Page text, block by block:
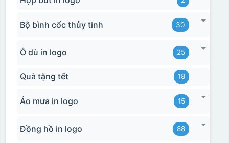
Bộ bình cốc thủy tinh 30
Ô dù in logo 25
Quà tặng tết 18
Áo mưa in logo 15
Đồng hồ in logo 88